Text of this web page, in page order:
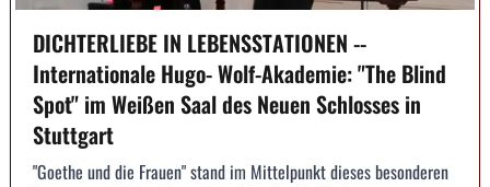
DICHTERLIEBE IN LEBENSSTATIONEN --
Internationale Hugo- Wolf-Akademie: "The Blind
Spot" im Weißen Saal des Neuen Schlosses in
Stuttgart
"Goethe und die Frauen" stand im Mittelpunkt dieses besonderen